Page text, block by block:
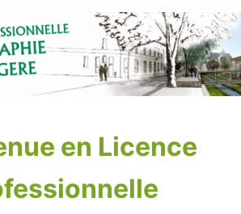
en Licence